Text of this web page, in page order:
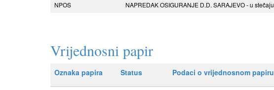
NPOS NAPREDAK OSIGURANJE D.D. SARAJEVO - u stečaju
Vrijednosni papir
Oznaka papira Status Podaci o vrijednosnom papiru